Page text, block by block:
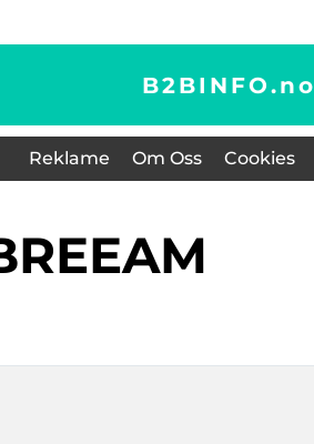
B2BINFO.no
Reklame Om Oss Cookies
BREEAM